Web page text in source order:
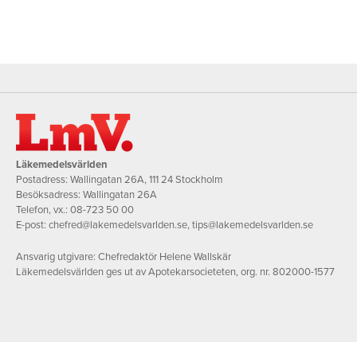
Läkemedelsvärlden
Postadress: Wallingatan 26A, 111 24 Stockholm
Besöksadress: Wallingatan 26A
Telefon, vx.: 08-723 50 00
E-post: chefred@lakemedelsvarlden.se,tips@lakemedelsvarlden.se
Ansvarig utgivare: Chefredaktör Helene Wallskär
Läkemedelsvärlden ges ut av Apotekarsocieteten, org. nr. 802000-1577